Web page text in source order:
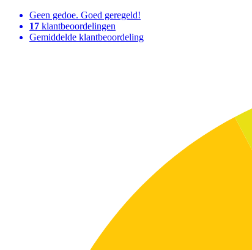
Geen gedoe. Goed geregeld!
17 klantbeoordelingen
Gemiddelde klantbeoordeling